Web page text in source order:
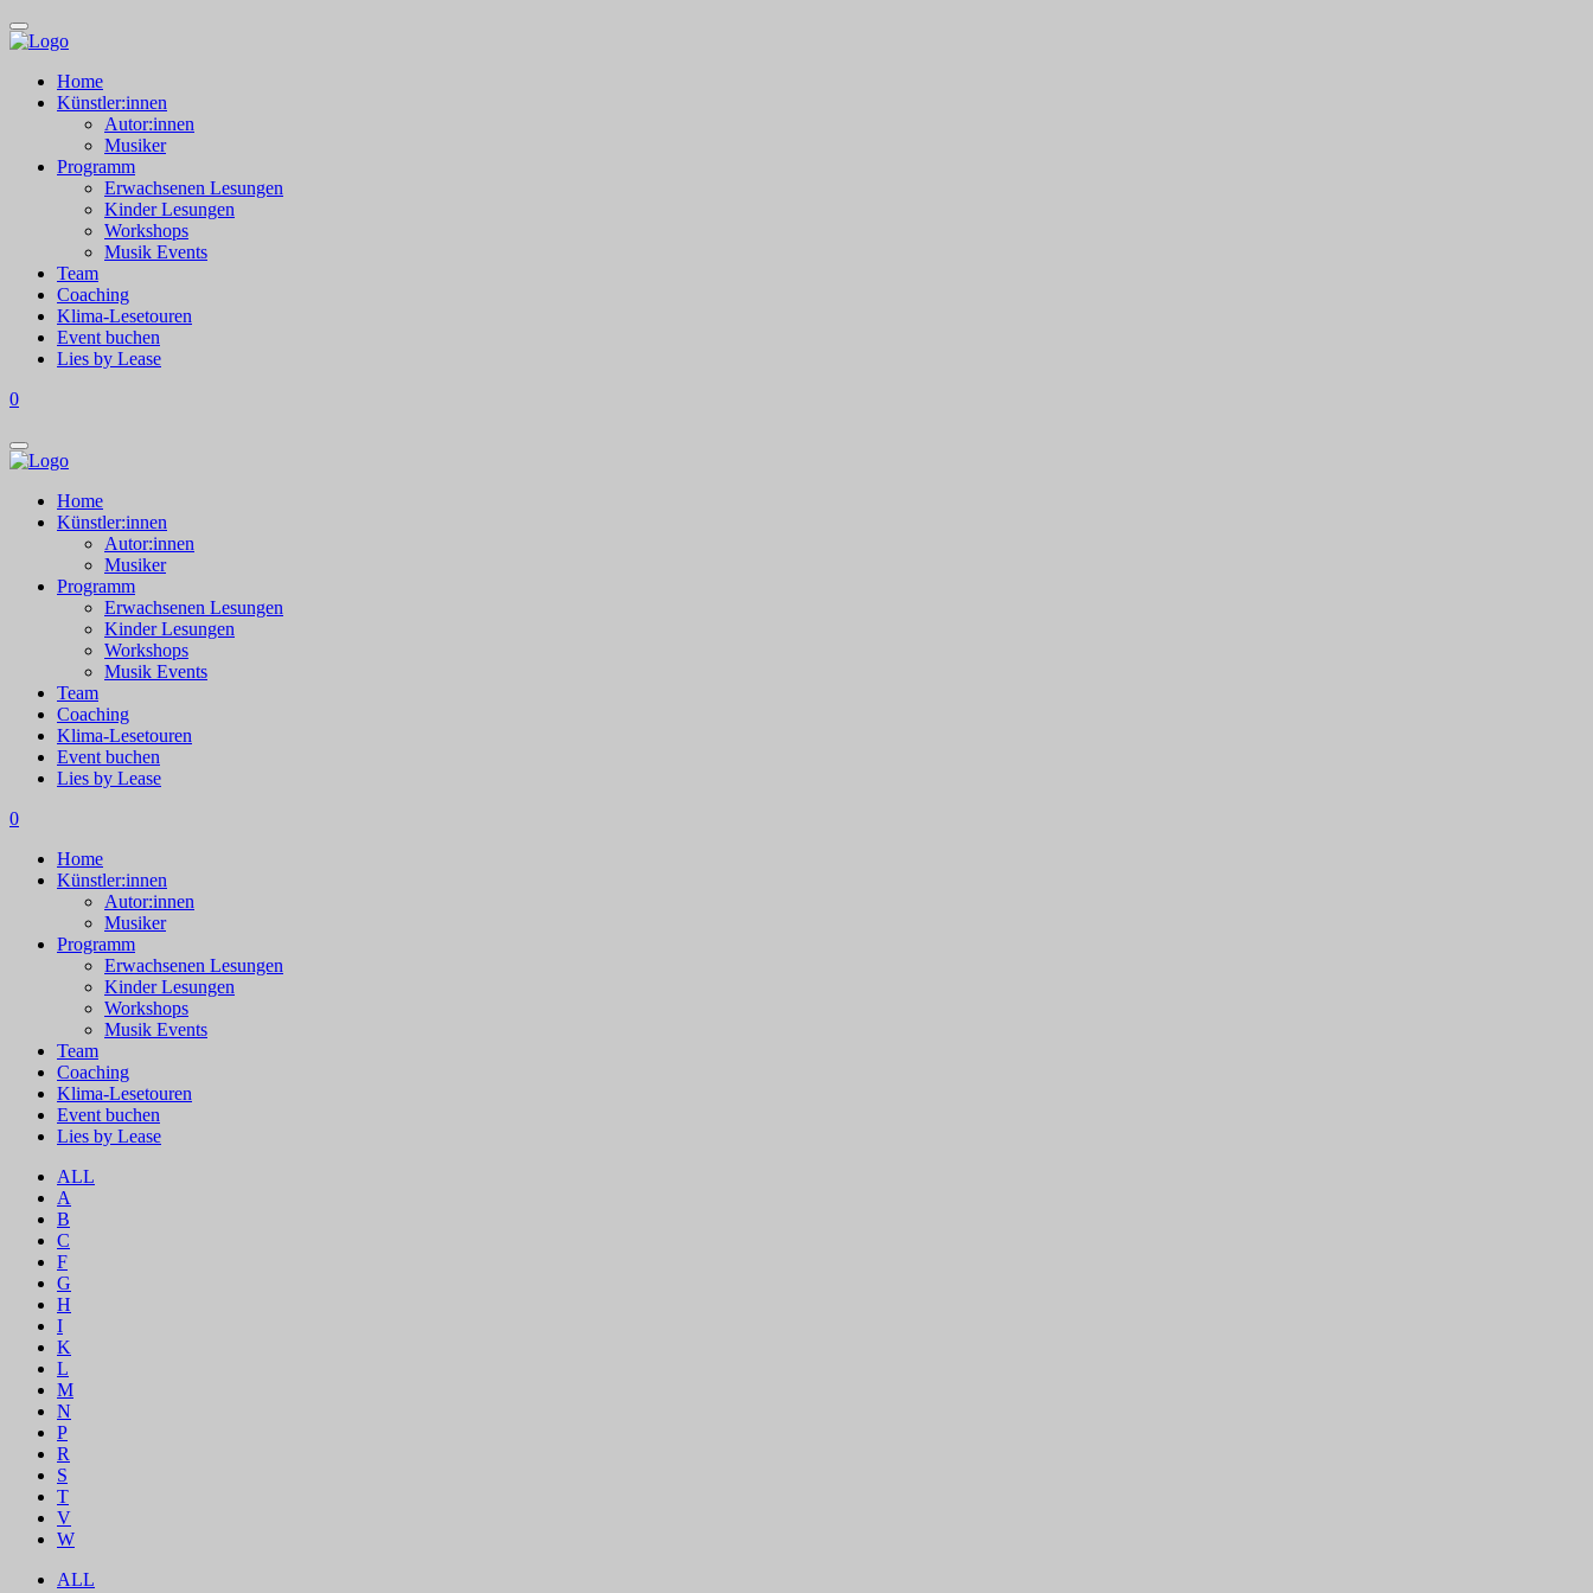
Home
Künstler:innen
Autor:innen
Musiker
Programm
Erwachsenen Lesungen
Kinder Lesungen
Workshops
Musik Events
Team
Coaching
Klima-Lesetouren
Event buchen
Lies by Lease
0
Home
Künstler:innen
Autor:innen
Musiker
Programm
Erwachsenen Lesungen
Kinder Lesungen
Workshops
Musik Events
Team
Coaching
Klima-Lesetouren
Event buchen
Lies by Lease
0
Home
Künstler:innen
Autor:innen
Musiker
Programm
Erwachsenen Lesungen
Kinder Lesungen
Workshops
Musik Events
Team
Coaching
Klima-Lesetouren
Event buchen
Lies by Lease
ALL
A
B
C
F
G
H
I
K
L
M
N
P
R
S
T
V
W
ALL